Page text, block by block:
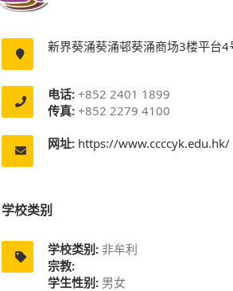
新界葵涌葵涌邨葵涌商场3楼平台4
电话: +852 2401 1899
传真: +852 2279 4100
网址: https://www.ccccyk.edu.hk/
学校类别
学校类别: 非牟利
宗教:
学生性别: 男女